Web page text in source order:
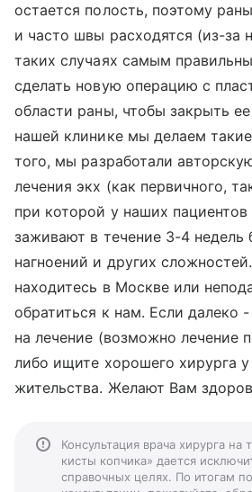
остается полость, поэтому
и часто швы расходятся (из-за
таких случаях самым
сделать новую операцию с
области раны, чтобы закрыть
нашей клинике мы делаем
того, мы разработали
лечения экх (как первичного,
при которой у наших
заживают в течение 3-4 недель
нагноений и других
находитесь в Москве или
обратиться к нам. Если далеко
на лечение (возможно лечение
либо ищите хорошего хирурга
жительства. Желают Вам
Консультация врача хирурга на
кисты копчика» дается
справочных целях. По итогам